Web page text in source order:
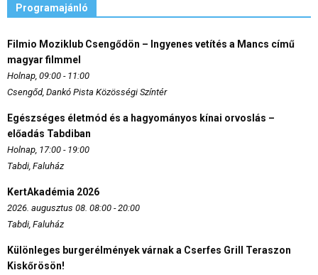
Programajánló
Filmio Moziklub Csengődön – Ingyenes vetítés a Mancs című
magyar filmmel
Holnap, 09:00 - 11:00
Csengőd, Dankó Pista Közösségi Színtér
Egészséges életmód és a hagyományos kínai orvoslás –
előadás Tabdiban
Holnap, 17:00 - 19:00
Tabdi, Faluház
KertAkadémia 2026
2026. augusztus 08. 08:00 - 20:00
Tabdi, Faluház
Különleges burgerélmények várnak a Cserfes Grill Teraszon
Kiskőrösön!